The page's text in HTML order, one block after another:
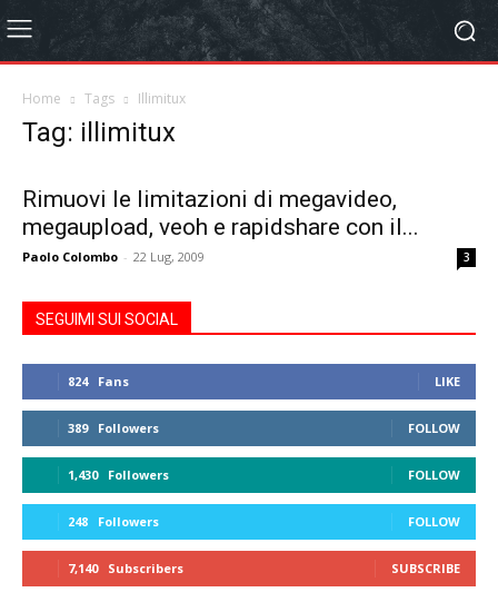
Home Tags Illimitux
Tag: illimitux
Rimuovi le limitazioni di megavideo,
megaupload, veoh e rapidshare con il...
Paolo Colombo - 22 Lug, 2009 3
SEGUIMI SUI SOCIAL
824 Fans LIKE
389 Followers FOLLOW
1,430 Followers FOLLOW
248 Followers FOLLOW
7,140 Subscribers SUBSCRIBE